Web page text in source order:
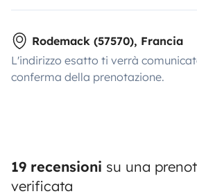
Rodemack (57570), Francia
L'indirizzo esatto ti verrà
conferma della prenotazione.
19 recensioni su una
verificata